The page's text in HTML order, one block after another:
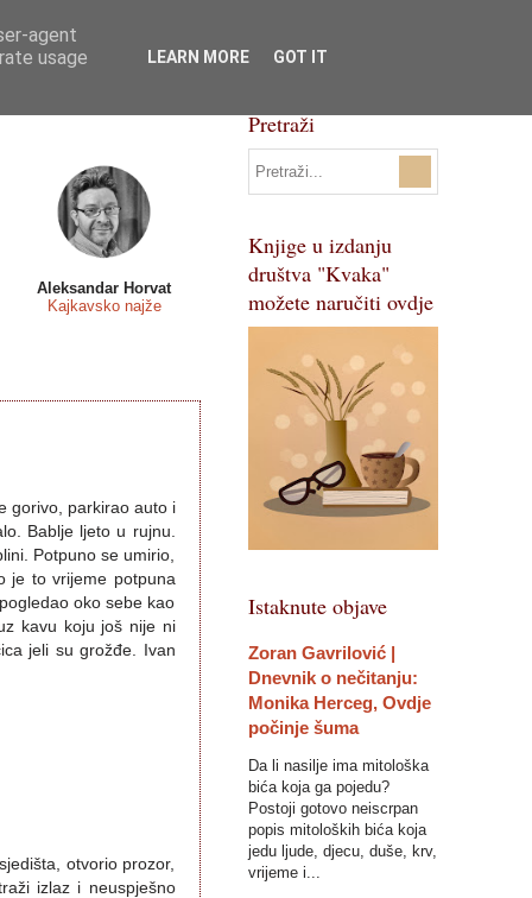
Svi natječaji
Pojmovnik
Aleksandar Horvat
Kajkavsko najže
gorivo, parkirao auto i
Bablje ljeto u rujnu.
Potpuno se umirio,
je to vrijeme potpuna
oko sebe kao
kavu koju još nije ni
jeli su grožđe. Ivan
otvorio prozor,
izlaz i neuspješno
Pretraži
Knjige u izdanju
društva "Kvaka"
možete naručiti ovdje
Istaknute objave
Zoran Gavrilović |
Dnevnik o nečitanju:
Monika Herceg, Ovdje
počinje šuma
Da li nasilje ima mitološka
bića koja ga pojedu?
Postoji gotovo neiscrpan
popis mitoloških bića koja
jedu ljude, djecu, duše, krv,
vrijeme i...
agent
usage
LEARN MORE GOT IT